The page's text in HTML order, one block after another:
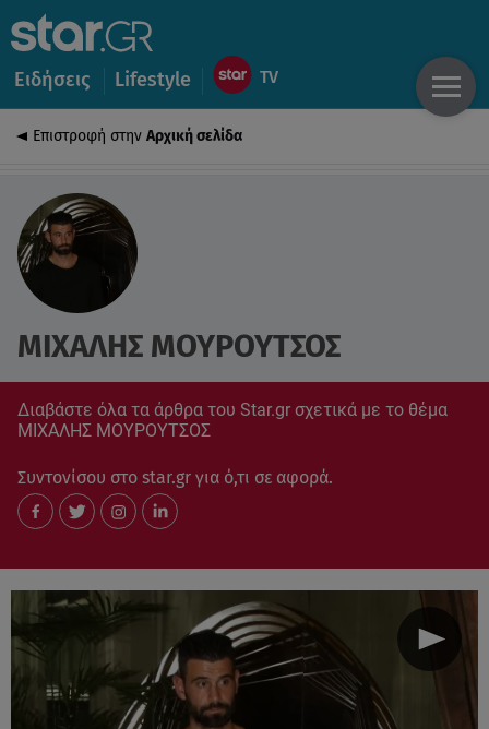
Ειδήσεις Lifestyle
Επιστροφή στην Αρχική σελίδα
ΜΙΧΑΛΗΣ ΜΟΥΡΟΥΤΣΟΣ
Διαβάστε όλα τα άρθρα του Star.gr σχετικά με το θέμα
ΜΙΧΑΛΗΣ ΜΟΥΡΟΥΤΣΟΣ
Συντονίσου στο star.gr για ό,τι σε αφορά.